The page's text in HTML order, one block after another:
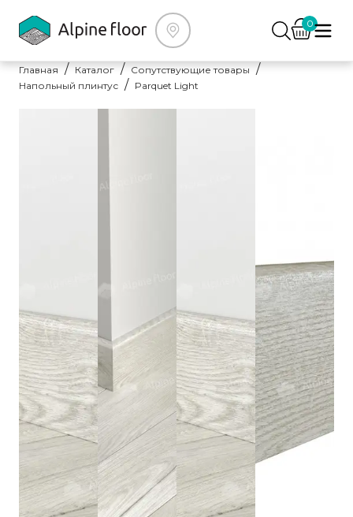
0
Главная Каталог
Сопутствующие товары
Напольный плинтус
Parquet Light